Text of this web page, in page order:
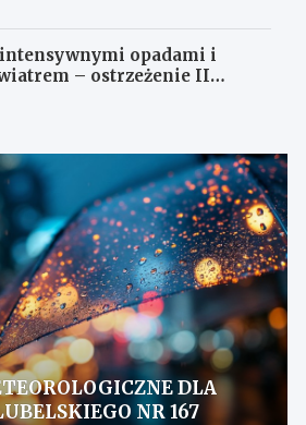
intensywnymi opadami i
– ostrzeżenie II
DLA
NR 167